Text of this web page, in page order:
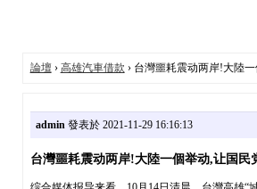
論壇› 高雄汽車借款 › 台灣噩耗震动两岸!大陸
admin發表於 2021-11-29 16:16:13
台灣噩耗震动两岸!大陸一個举动,让国民